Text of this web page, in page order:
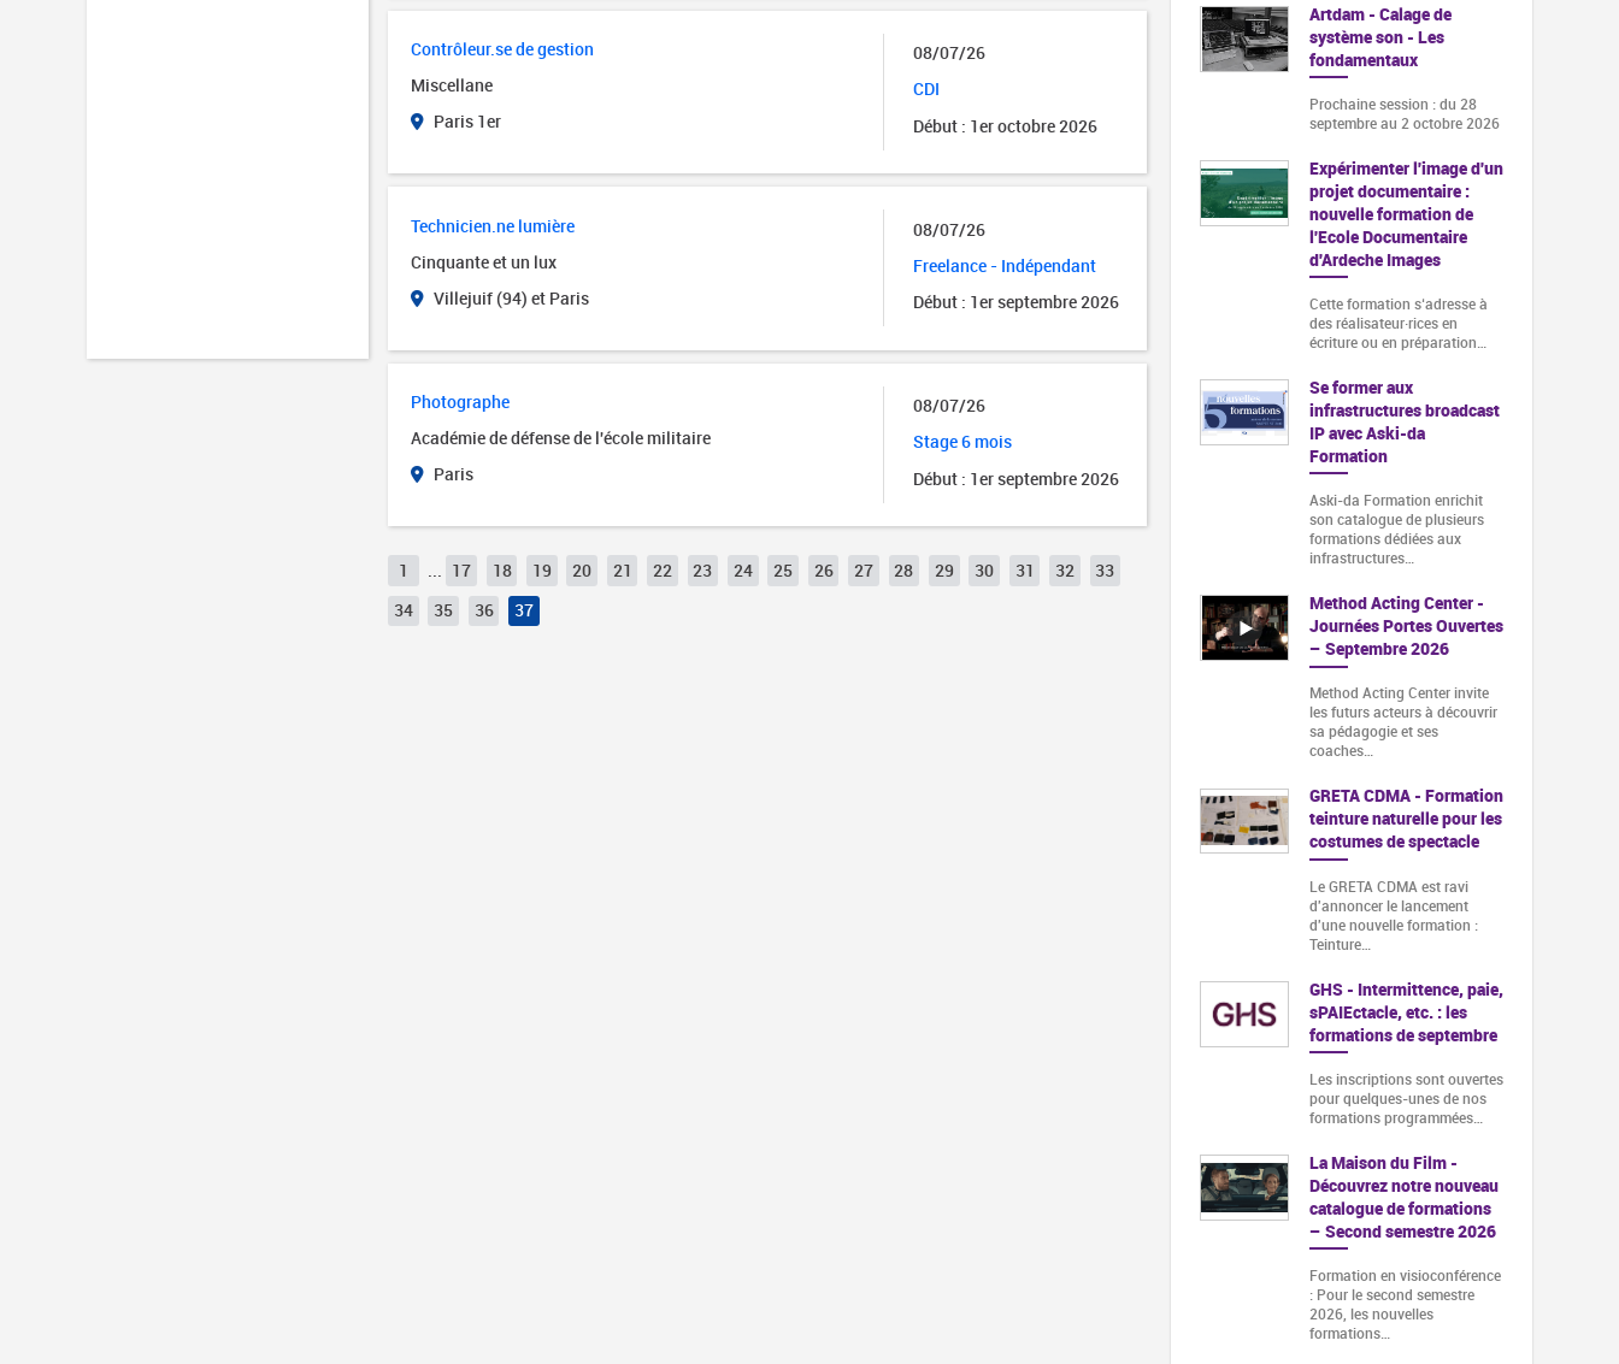
Contrôleur.se de gestion
Miscellane
Paris 1er
08/07/26
CDI
Début : 1er octobre 2026
Technicien.ne lumière
Cinquante et un lux
Villejuif (94) et Paris
08/07/26
Freelance - Indépendant
Début : 1er septembre 2026
Photographe
Académie de défense de l'école militaire
Paris
08/07/26
Stage 6 mois
Début : 1er septembre 2026
1 ... 17 18 19 20 21 22 23 24 25 26 27 28 29 30 31 32
33
34
35 36 37
Artdam - Calage de
système son - Les
fondamentaux
Prochaine session : du 28
septembre au 2 octobre 2026
Expérimenter l'image d'un
projet documentaire :
nouvelle formation de
l'Ecole Documentaire
d'Ardeche Images
Cette formation s‘adresse à
des réalisateur·rices en
écriture ou en préparation…
Se former aux
infrastructures broadcast
IP avec Aski-da
Formation
Aski-da Formation enrichit
son catalogue de plusieurs
formations dédiées aux
infrastructures…
Method Acting Center -
Journées Portes Ouvertes
– Septembre 2026
Method Acting Center invite
les futurs acteurs à découvrir
sa pédagogie et ses
coaches…
GRETA CDMA - Formation
teinture naturelle pour les
costumes de spectacle
Le GRETA CDMA est ravi
d'annoncer le lancement
d'une nouvelle formation :
Teinture…
GHS - Intermittence, paie,
sPAIEctacle, etc. : les
formations de septembre
Les inscriptions sont ouvertes
pour quelques-unes de nos
formations programmées…
La Maison du Film -
Découvrez notre nouveau
catalogue de formations
– Second semestre 2026
Formation en visioconférence
: Pour le second semestre
2026, les nouvelles
formations…